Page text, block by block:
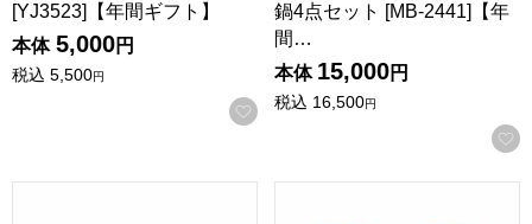
[YJ3523]【年間ギフト】
本体 5,000円
税込 5,500円
お気に入りに登録する
鍋4点セット [MB-2441]【年
間…
本体 15,000円
税込 16,500円